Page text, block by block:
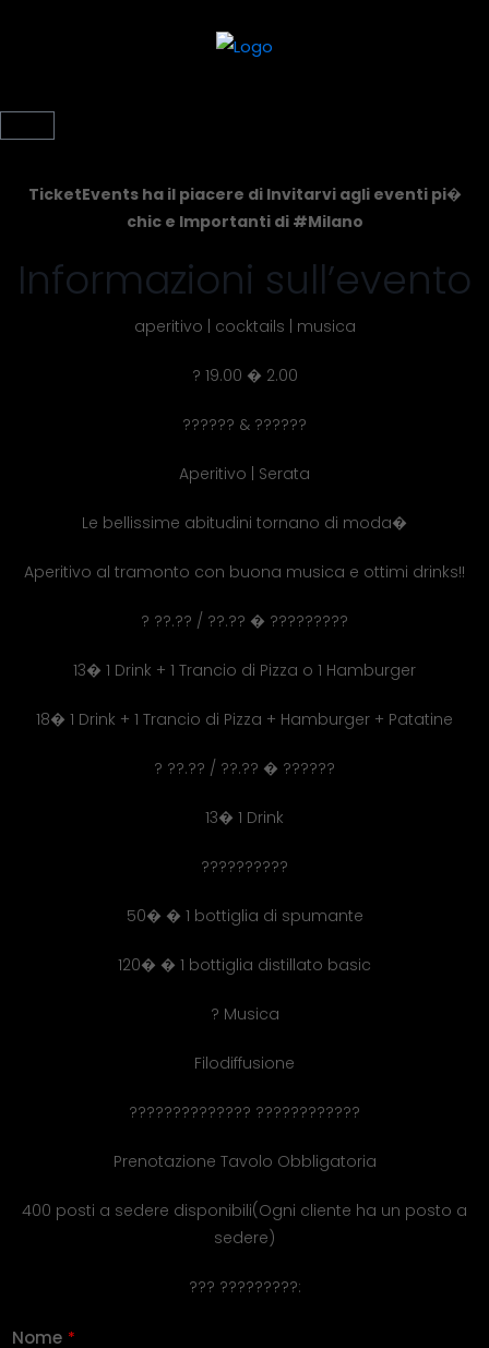
TicketEvents ha il piacere di Invitarvi agli eventi pi�
chic e Importanti di #Milano
Informazioni sull’evento
aperitivo | cocktails | musica
? 19.00 � 2.00
?????? & ??????
Aperitivo | Serata
Le bellissime abitudini tornano di moda�
Aperitivo al tramonto con buona musica e ottimi drinks!!
? ??.?? / ??.?? � ?????????
13� 1 Drink + 1 Trancio di Pizza o 1 Hamburger
18� 1 Drink + 1 Trancio di Pizza + Hamburger + Patatine
? ??.?? / ??.?? � ??????
13� 1 Drink
??????????
50� � 1 bottiglia di spumante
120� � 1 bottiglia distillato basic
? Musica
Filodiffusione
?????????????? ????????????
Prenotazione Tavolo Obbligatoria
400 posti a sedere disponibili(Ogni cliente ha un posto a
sedere)
??? ?????????:
Nome *